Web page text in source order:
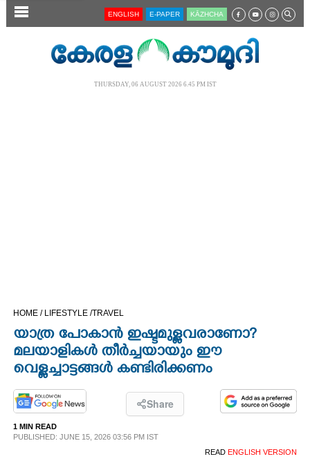
SECTIONS
OPINION
PHOTOS
LIFESTYLE
ENGLISH E-PAPER KĀZHCHA
THURSDAY, 06 AUGUST 2026 6.45 PM IST
HOME / LIFESTYLE /TRAVEL
യാത്ര പോകാൻ ഇഷ്ടമുള്ളവരാണോ?
മലയാളികൾ തീർച്ചയായും ഈ
വെള്ളച്ചാട്ടങ്ങൾ കണ്ടിരിക്കണം
Share
1 MIN READ
PUBLISHED: JUNE 15, 2026 03:56 PM IST
READ ENGLISH VERSION